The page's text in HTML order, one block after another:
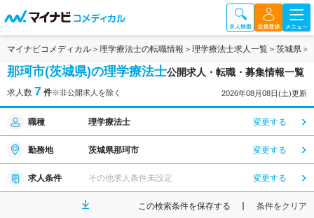
マイナビコメディカル 理学療法士の転職情報 理学療法士求人一覧 茨城県
那珂市(茨城県)の理学療法士公開求人・転職・募集情報一覧
求人数 7 件※非公開求人を除く 2026年08月08日(土)更新
職種 理学療法士 変更する
勤務地 茨城県那珂市 変更する
求人条件 その他求人条件未設定 変更する
この検索条件を保存する 条件をクリア